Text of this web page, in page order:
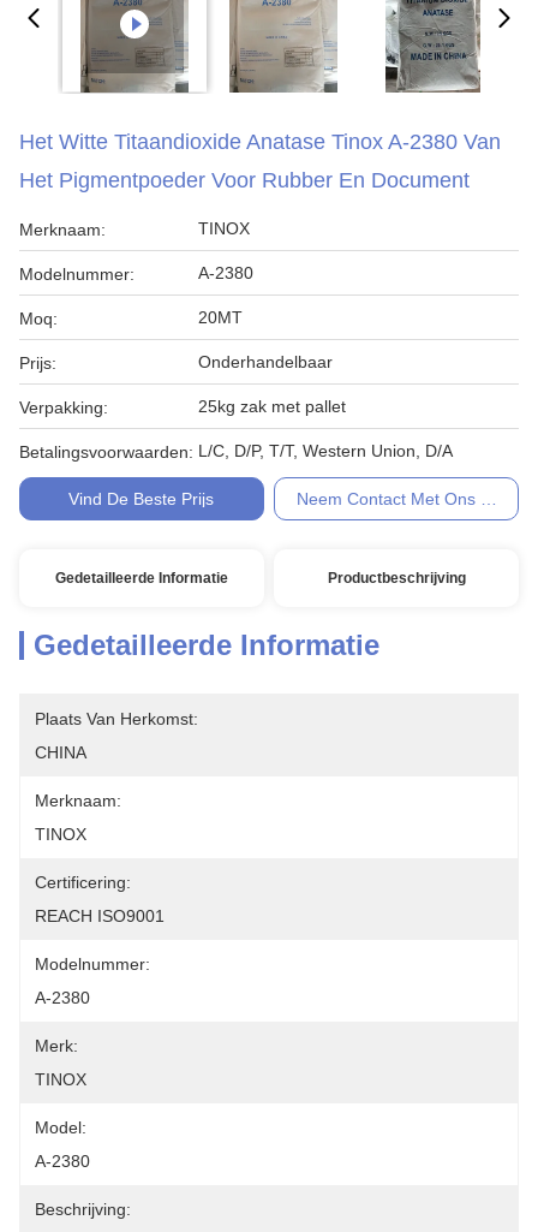
Het Witte Titaandioxide Anatase Tinox A-2380 Van
Het Pigmentpoeder Voor Rubber En Document
Merknaam: TINOX
Modelnummer: A-2380
Moq: 20MT
Prijs: Onderhandelbaar
Verpakking: 25kg zak met pallet
Betalingsvoorwaarden: L/C, D/P, T/T, Western Union, D/A
Vind De Beste Prijs Neem Contact Met Ons Op
Gedetailleerde Informatie Productbeschrijving
Gedetailleerde Informatie
Plaats Van Herkomst:
CHINA
Merknaam:
TINOX
Certificering:
REACH ISO9001
Modelnummer:
A-2380
Merk:
TINOX
Model:
A-2380
Beschrijving: